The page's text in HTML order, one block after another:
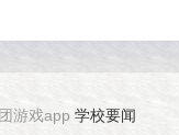
游戏app 学校要闻